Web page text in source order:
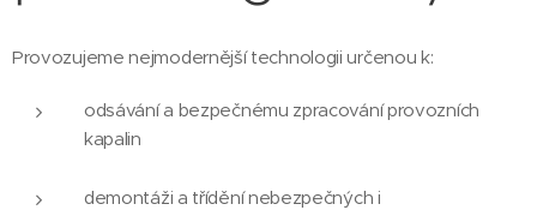
Provozujeme nejmodernější technologii určenou k:
odsávání a bezpečnému zpracování provozních
kapalin
demontáži a třídění nebezpečných i